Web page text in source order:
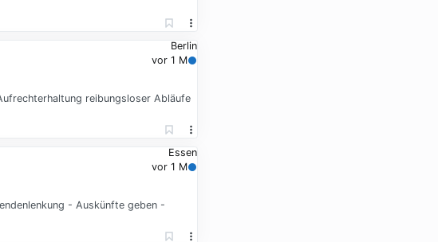
Berlin
vor 1 M
reibungsloser Abläufe
Essen
vor 1 M
- Auskünfte geben -